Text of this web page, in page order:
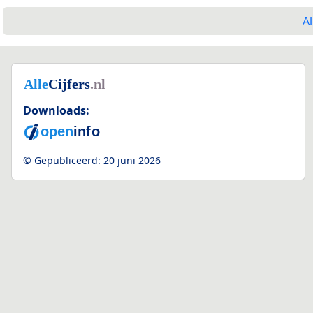
Downloads:
© Gepubliceerd: 20 juni 2026